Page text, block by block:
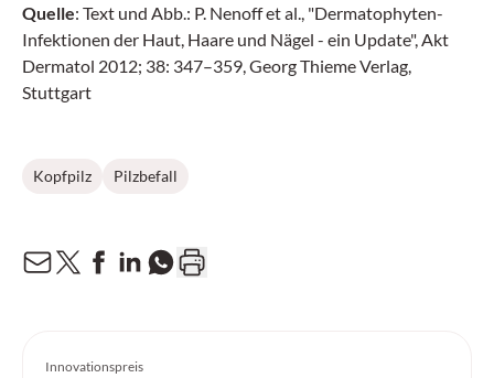
Quelle: Text und Abb.: P. Nenoff et al., "Dermatophyten-
Infektionen der Haut, Haare und Nägel - ein Update", Akt
Dermatol 2012; 38: 347–359, Georg Thieme Verlag,
Stuttgart
Kopfpilz Pilzbefall
Innovationspreis